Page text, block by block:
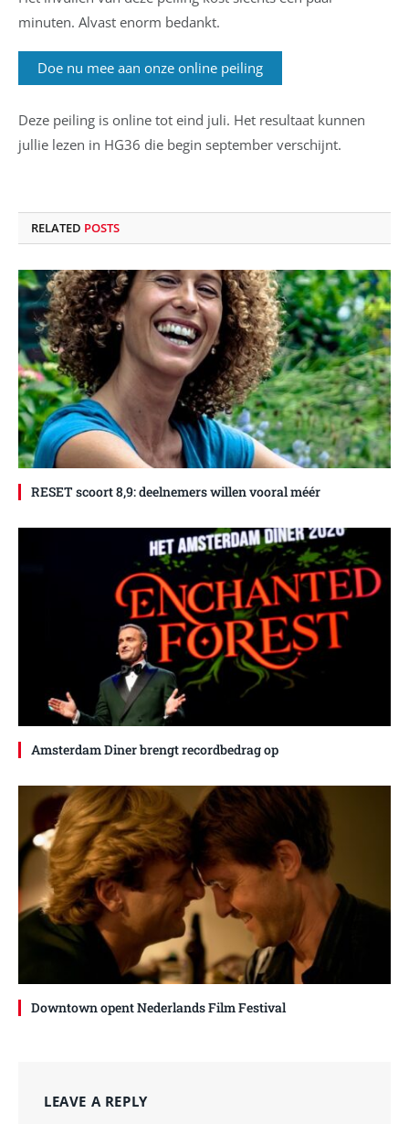
minuten. Alvast enorm bedankt.
Doe nu mee aan onze online peiling
Deze peiling is online tot eind juli. Het resultaat kunnen
jullie lezen in HG36 die begin september verschijnt.
RELATED POSTS
RESET scoort 8,9: deelnemers willen vooral méér
Amsterdam Diner brengt recordbedrag op
Downtown opent Nederlands Film Festival
LEAVE A REPLY